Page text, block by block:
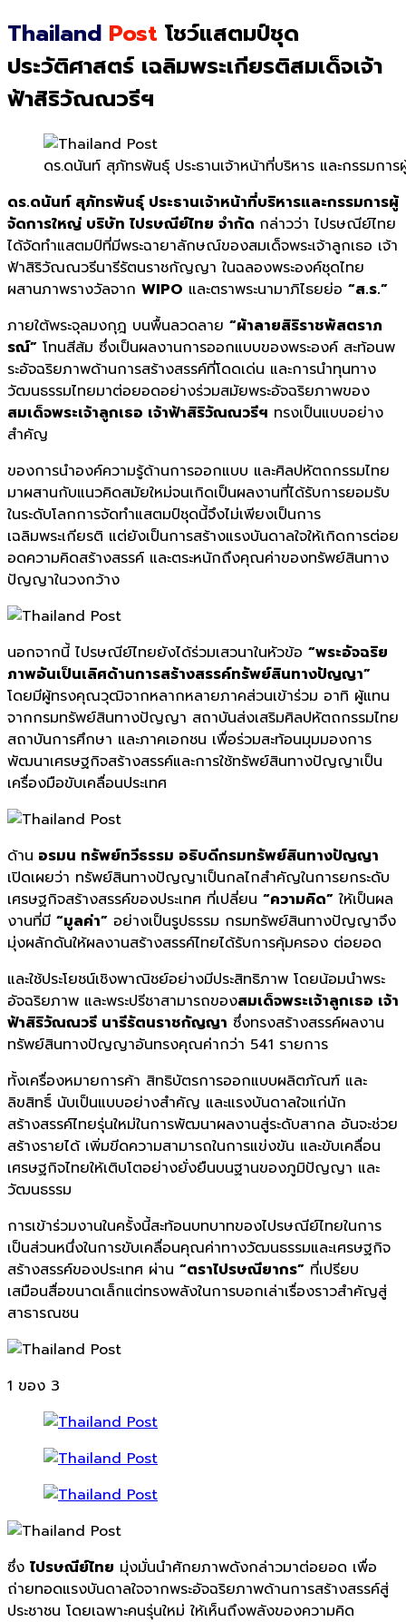
Thailand Post โชว์แสตมป์ชุด
ประวัติศาสตร์ เฉลิมพระเกียรติสมเด็จเจ้า
ฟ้าสิริวัณณวรีฯ
ดร.ดนันท์ สุภัทรพันธุ์ ประธานเจ้าหน้าที่บริหาร และกรรมก
ดร.ดนันท์ สุภัทรพันธุ์ ประธานเจ้าหน้าที่บริหารและกรรมการผู้
จัดการใหญ่ บริษัท ไปรษณีย์ไทย จำกัด กล่าวว่า ไปรษณีย์ไทย
ได้จัดทำแสตมป์ที่มีพระฉายาลักษณ์ของสมเด็จพระเจ้าลูกเธอ เจ้า
ฟ้าสิริวัณณวรีนารีรัตนราชกัญญา ในฉลองพระองค์ชุดไทย
ผสานภาพรางวัลจาก WIPO และตราพระนามาภิไธยย่อ “ส.ร.”
ภายใต้พระจุลมงกุฎ บนพื้นลวดลาย “ผ้าลายสิริราชพัสตราภ
รณ์” โทนสีส้ม ซึ่งเป็นผลงานการออกแบบของพระองค์ สะท้อนพ
ระอัจฉริยภาพด้านการสร้างสรรค์ที่โดดเด่น และการนำทุนทาง
วัฒนธรรมไทยมาต่อยอดอย่างร่วมสมัยพระอัจฉริยภาพของ
สมเด็จพระเจ้าลูกเธอ เจ้าฟ้าสิริวัณณวรีฯ ทรงเป็นแบบอย่าง
สำคัญ
ของการนำองค์ความรู้ด้านการออกแบบ และศิลปหัตถกรรมไทย
มาผสานกับแนวคิดสมัยใหม่จนเกิดเป็นผลงานที่ได้รับการยอมรับ
ในระดับโลกการจัดทำแสตมป์ชุดนี้จึงไม่เพียงเป็นการ
เฉลิมพระเกียรติ แต่ยังเป็นการสร้างแรงบันดาลใจให้เกิดการต่อย
อดความคิดสร้างสรรค์ และตระหนักถึงคุณค่าของทรัพย์สินทาง
ปัญญาในวงกว้าง
นอกจากนี้ ไปรษณีย์ไทยยังได้ร่วมเสวนาในหัวข้อ “พระอัจฉริย
ภาพอันเป็นเลิศด้านการสร้างสรรค์ทรัพย์สินทางปัญญา”
โดยมีผู้ทรงคุณวุฒิจากหลากหลายภาคส่วนเข้าร่วม อาทิ ผู้แทน
จากกรมทรัพย์สินทางปัญญา สถาบันส่งเสริมศิลปหัตถกรรมไทย
สถาบันการศึกษา และภาคเอกชน เพื่อร่วมสะท้อนมุมมองการ
พัฒนาเศรษฐกิจสร้างสรรค์และการใช้ทรัพย์สินทางปัญญาเป็น
เครื่องมือขับเคลื่อนประเทศ
ด้าน อรมน ทรัพย์ทวีธรรม อธิบดีกรมทรัพย์สินทางปัญญา
เปิดเผยว่า ทรัพย์สินทางปัญญาเป็นกลไกสำคัญในการยกระดับ
เศรษฐกิจสร้างสรรค์ของประเทศ ที่เปลี่ยน “ความคิด” ให้เป็นผล
งานที่มี “มูลค่า” อย่างเป็นรูปธรรม กรมทรัพย์สินทางปัญญาจึง
มุ่งผลักดันให้ผลงานสร้างสรรค์ไทยได้รับการคุ้มครอง ต่อยอด
และใช้ประโยชน์เชิงพาณิชย์อย่างมีประสิทธิภาพ โดยน้อมนำพระ
อัจฉริยภาพ และพระปรีชาสามารถของสมเด็จพระเจ้าลูกเธอ เจ้า
ฟ้าสิริวัณณวรี นารีรัตนราชกัญญา ซึ่งทรงสร้างสรรค์ผลงาน
ทรัพย์สินทางปัญญาอันทรงคุณค่ากว่า 541 รายการ
ทั้งเครื่องหมายการค้า สิทธิบัตรการออกแบบผลิตภัณฑ์ และ
ลิขสิทธิ์ นับเป็นแบบอย่างสำคัญ และแรงบันดาลใจแก่นัก
สร้างสรรค์ไทยรุ่นใหม่ในการพัฒนาผลงานสู่ระดับสากล อันจะช่วย
สร้างรายได้ เพิ่มขีดความสามารถในการแข่งขัน และขับเคลื่อน
เศรษฐกิจไทยให้เติบโตอย่างยั่งยืนบนฐานของภูมิปัญญา และ
วัฒนธรรม
การเข้าร่วมงานในครั้งนี้สะท้อนบทบาทของไปรษณีย์ไทยในการ
เป็นส่วนหนึ่งในการขับเคลื่อนคุณค่าทางวัฒนธรรมและเศรษฐกิจ
สร้างสรรค์ของประเทศ ผ่าน “ตราไปรษณียากร” ที่เปรียบ
เสมือนสื่อขนาดเล็กแต่ทรงพลังในการบอกเล่าเรื่องราวสำคัญสู่
สาธารณชน
1 ของ 3
ซึ่ง ไปรษณีย์ไทย มุ่งมั่นนำศักยภาพดังกล่าวมาต่อยอด เพื่อ
ถ่ายทอดแรงบันดาลใจจากพระอัจฉริยภาพด้านการสร้างสรรค์สู่
ประชาชน โดยเฉพาะคนรุ่นใหม่ ให้เห็นถึงพลังของความคิด